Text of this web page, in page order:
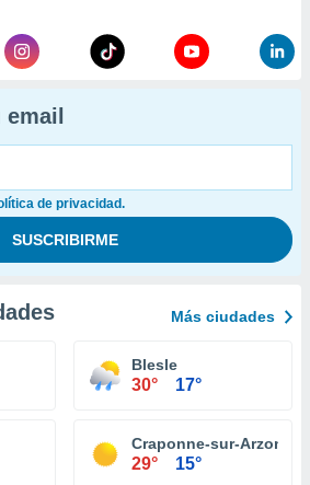
de privacidad.
Más ciudades
Blesle
30° 17°
Craponne-sur-Arzon
29° 15°